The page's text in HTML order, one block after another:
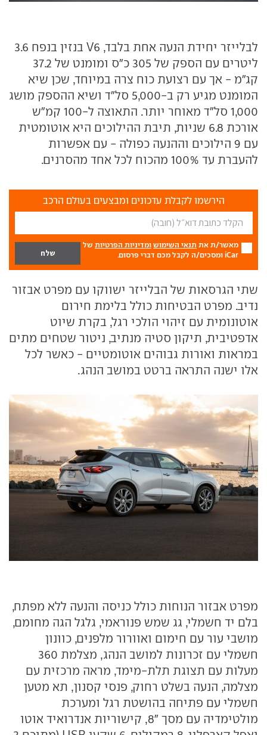
לבלייזר יחידת הנעה אחת בלבד, V6 בנזין בנפח 3.6
ליטרים עם הספק של 305 כ"ס ומומנט של 37.2
קג"מ - אך עם רצועת כוח צרה במיוחד, שכן שיא
המומנט מגיע רק ב-5,000 סל"ד ושיא ההספק מושג
1,000 סל"ד מאוחר יותר. התאוצה ל-100 קמ"ש
אורכת 6.8 שניות, תיבת ההילוכים היא אוטומטית
עם 9 הילוכים וההנעה כפולה - עם אפשרות
להעברת עד 100% מהכוח לכל אחד מהסרנים.
הירשמו לקבלת עדכונים ומבצעים בעולם הרכב
מאשר/ת את תנאי השימוש ומדיניות הפרטיות של
iCar ומסכים/ה לקבל מכם דברי פרסום.
שתי הגרסאות של הבלייזר ישווקו עם מפרט אבזור
נדיב. מפרט הבטיחות כולל בלימת חירום
אוטונומית עם זיהוי הולכי רגל, בקרת שיוט
אדפטיבית, תיקון סטיה מנתיב, ניטור שטחים מתים
במראות ואורות גבוהים אוטומטיים - כאשר לכל
אלו ישנה התראה ברטט במושב הנהג.
מפרט אבזור הנוחות כולל כניסה והנעה ללא מפתח,
בלם יד חשמלי, גג שמש פנוראמי, גלגל הגה מחומם,
מושבי עור עם חימום ואוורור מלפנים, כוונון
חשמלי עם זכרונות למושב הנהג, מצלמת 360
מעלות עם תצוגת תלת-מימד, מראה מרכזית עם
מצלמה, הנעה בשלט רחוק, פנסי קסנון, תא מטען
חשמלי עם פתיחה בהושטת רגל ומערכת
מולטימדיה עם מסך "8, קישוריות אנדרואיד אוטו